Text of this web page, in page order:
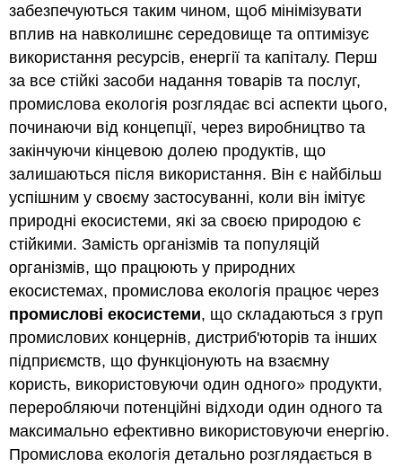
забезпечуються таким чином, щоб мінімізувати
вплив на навколишнє середовище та оптимізує
використання ресурсів, енергії та капіталу. Перш
за все стійкі засоби надання товарів та послуг,
промислова екологія розглядає всі аспекти цього,
починаючи від концепції, через виробництво та
закінчуючи кінцевою долею продуктів, що
залишаються після використання. Він є найбільш
успішним у своєму застосуванні, коли він імітує
природні екосистеми, які за своєю природою є
стійкими. Замість організмів та популяцій
організмів, що працюють у природних
екосистемах, промислова екологія працює через
промислові екосистеми, що складаються з груп
промислових концернів, дистриб'юторів та інших
підприємств, що функціонують на взаємну
користь, використовуючи один одного» продукти,
переробляючи потенційні відходи один одного та
максимально ефективно використовуючи енергію.
Промислова екологія детально розглядається в